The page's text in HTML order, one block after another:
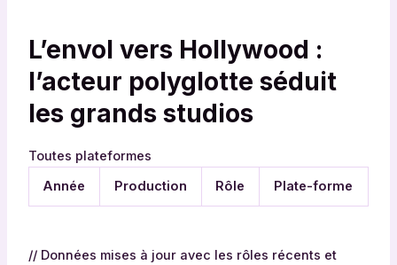
L’envol vers Hollywood :
l’acteur polyglotte séduit
les grands studios
Toutes plateformes
Année
Production Rôle Plate-forme
// Données mises à jour avec les rôles récents et